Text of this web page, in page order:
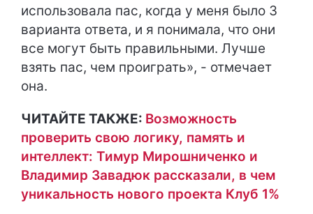
использовала пас, когда у меня было 3
варианта ответа, и я понимала, что они
все могут быть правильными. Лучше
взять пас, чем проиграть», - отмечает
она.
ЧИТАЙТЕ ТАКЖЕ: Возможность
проверить свою логику, память и
интеллект: Тимур Мирошниченко и
Владимир Завадюк рассказали, в чем
уникальность нового проекта Клуб 1%